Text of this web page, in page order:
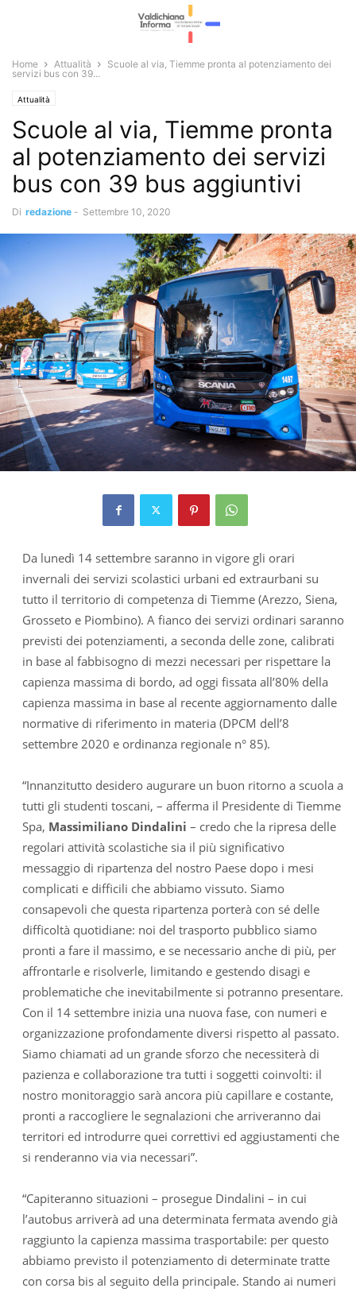
Home Attualità
Scuole al via, Tiemme pronta al potenziamento dei
servizi bus con 39...
Attualità
Scuole al via, Tiemme pronta
al potenziamento dei servizi
bus con 39 bus aggiuntivi
Di redazione - Settembre 10, 2020
Da lunedì 14 settembre saranno in vigore gli orari
invernali dei servizi scolastici urbani ed extraurbani su
tutto il territorio di competenza di Tiemme (Arezzo, Siena,
Grosseto e Piombino). A fianco dei servizi ordinari saranno
previsti dei potenziamenti, a seconda delle zone, calibrati
in base al fabbisogno di mezzi necessari per rispettare la
capienza massima di bordo, ad oggi fissata all’80% della
capienza massima in base al recente aggiornamento dalle
normative di riferimento in materia (DPCM dell’8
settembre 2020 e ordinanza regionale n° 85).
“Innanzitutto desidero augurare un buon ritorno a scuola a
tutti gli studenti toscani, – afferma il Presidente di Tiemme
Spa, Massimiliano Dindalini – credo che la ripresa delle
regolari attività scolastiche sia il più significativo
messaggio di ripartenza del nostro Paese dopo i mesi
complicati e difficili che abbiamo vissuto. Siamo
consapevoli che questa ripartenza porterà con sé delle
difficoltà quotidiane: noi del trasporto pubblico siamo
pronti a fare il massimo, e se necessario anche di più, per
affrontarle e risolverle, limitando e gestendo disagi e
problematiche che inevitabilmente si potranno presentare.
Con il 14 settembre inizia una nuova fase, con numeri e
organizzazione profondamente diversi rispetto al passato.
Siamo chiamati ad un grande sforzo che necessiterà di
pazienza e collaborazione tra tutti i soggetti coinvolti: il
nostro monitoraggio sarà ancora più capillare e costante,
pronti a raccogliere le segnalazioni che arriveranno dai
territori ed introdurre quei correttivi ed aggiustamenti che
si renderanno via via necessari”.
“Capiteranno situazioni – prosegue Dindalini – in cui
l’autobus arriverà ad una determinata fermata avendo già
raggiunto la capienza massima trasportabile: per questo
abbiamo previsto il potenziamento di determinate tratte
con corsa bis al seguito della principale. Stando ai numeri